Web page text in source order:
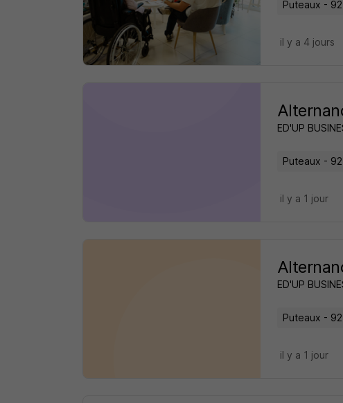
Puteaux - 92
il y a 4 jours
ED'UP
Puteaux - 92
il y a 1 jour
ED'UP
Puteaux - 92
il y a 1 jour